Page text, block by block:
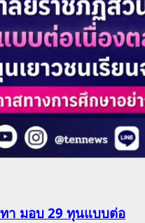
า มอบ 29 ทุนแบบต่อ